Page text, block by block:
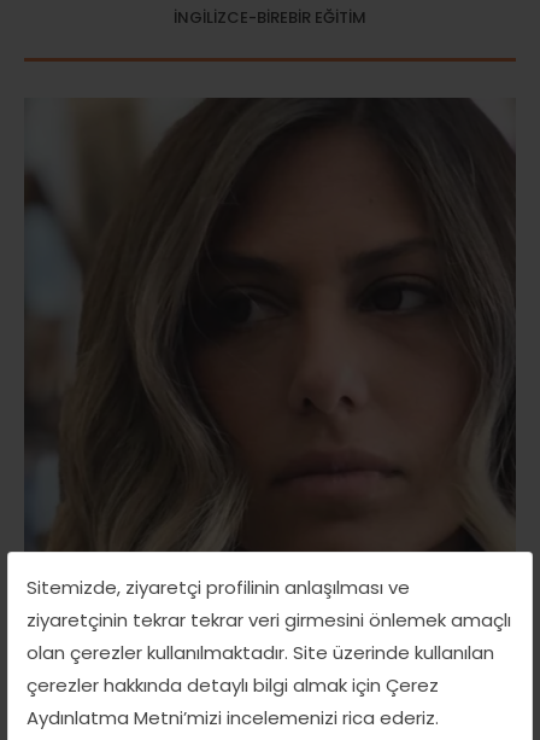
Sitemizde, ziyaretçi profilinin anlaşılması ve
ziyaretçinin tekrar tekrar veri girmesini önlemek amaçlı
olan çerezler kullanılmaktadır. Site üzerinde kullanılan
çerezler hakkında detaylı bilgi almak için Çerez
Aydınlatma Metni’mizi incelemenizi rica ederiz.
İNGİLİZCE-BİREBİR EĞİTİM
Karen Canbaz
İNGİLİZCE-BİREBİR EĞİTİM